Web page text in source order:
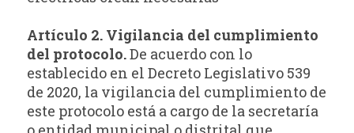
Artículo 2. Vigilancia del cumplimiento
del protocolo.De acuerdo con lo
establecido en el Decreto Legislativo 539
de 2020, la vigilancia del cumplimiento de
este protocolo está a cargo de la secretaría